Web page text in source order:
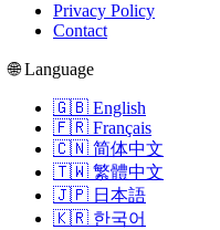
Privacy Policy
Contact
🌐 Language
🇬🇧 English
🇫🇷 Français
🇨🇳 简体中文
🇹🇼 繁體中文
🇯🇵 日本語
🇰🇷 한국어